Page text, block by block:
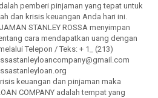
pemberi pinjaman yang tepat untuk
dan krisis keuangan Anda hari ini.
STANLEY ROSSA menyimpan
cara mendapatkan uang dengan
Telepon / Teks: + 1_ (213)
keuangan dan pinjaman maka
COMPANY adalah tempat yang